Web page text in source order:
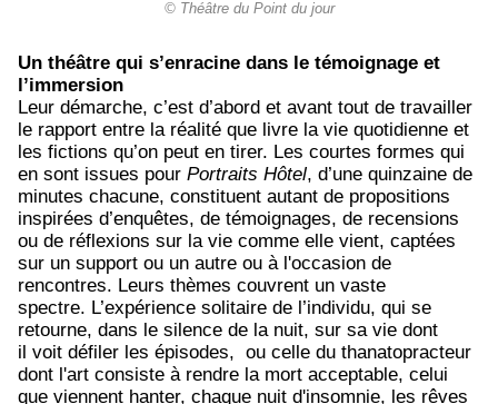
© Théâtre du Point du jour
Un théâtre qui s’enracine dans le témoignage et
l’immersion
Leur démarche, c’est d’abord et avant tout de travailler
le rapport entre la réalité que livre la vie quotidienne et
les fictions qu’on peut en tirer. Les courtes formes qui
en sont issues pour Portraits Hôtel, d’une quinzaine de
minutes chacune, constituent autant de propositions
inspirées d’enquêtes, de témoignages, de recensions
ou de réflexions sur la vie comme elle vient, captées
sur un support ou un autre ou à l'occasion de
rencontres. Leurs thèmes couvrent un vaste
spectre. L’expérience solitaire de l’individu, qui se
retourne, dans le silence de la nuit, sur sa vie dont
il voit défiler les épisodes, ou celle du thanatopracteur
dont l'art consiste à rendre la mort acceptable, celui
que viennent hanter, chaque nuit d'insomnie, les rêves